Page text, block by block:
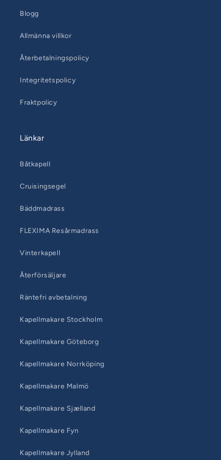
Blogg
Allmänna villkor
Återbetalningspolicy
Integritetspolicy
Fraktpolicy
Länkar
Båtkapell
Cruisingsegel
Bäddmadrass
FLEXIMA Resårmadrass
Vinterkapell
Återförsäljare
Räntefri avbetalning
Kapellmakare Stockholm
Kapellmakare Göteborg
Kapellmakare Norrköping
Kapellmakare Malmö
Kapellmakare Sjælland
Kapellmakare Fyn
Kapellmakare Jylland